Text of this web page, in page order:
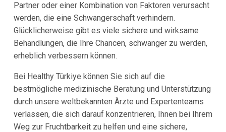
Partner oder einer Kombination von Faktoren verursacht
werden, die eine Schwangerschaft verhindern.
Glücklicherweise gibt es viele sichere und wirksame
Behandlungen, die Ihre Chancen, schwanger zu werden,
erheblich verbessern können.
Bei Healthy Türkiye können Sie sich auf die
bestmögliche medizinische Beratung und Unterstützung
durch unsere weltbekannten Ärzte und Expertenteams
verlassen, die sich darauf konzentrieren, Ihnen bei Ihrem
Weg zur Fruchtbarkeit zu helfen und eine sichere,